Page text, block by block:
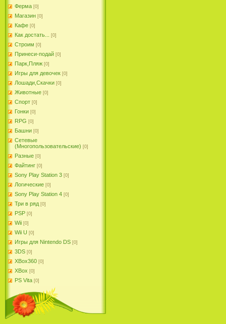
Ферма [0]
Магазин [0]
Кафе [0]
Как достать... [0]
Строим [0]
Принеси-подай [0]
Парк,Пляж [0]
Игры для девочек [0]
Лошади,Скачки [0]
Животные [0]
Спорт [0]
Гонки [0]
RPG [0]
Башни [0]
Сетевые
(Многопользовательские) [0]
Разные [0]
Файтинг [0]
Sony Play Station 3 [0]
Логические [0]
Sony Play Station 4 [0]
Три в ряд [0]
PSP [0]
Wii [0]
Wii U [0]
Игры для Nintendo DS [0]
3DS [0]
XBox360 [0]
XBox [0]
PS Vita [0]